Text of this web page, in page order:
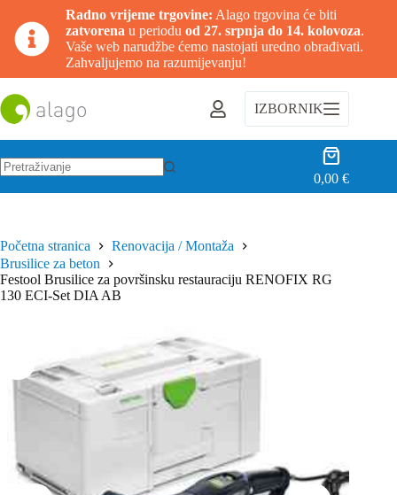
Radno vrijeme trgovine: Alago trgovina će biti
zatvorena u periodu od 27. srpnja do 14. kolovoza.
Vaše web narudžbe ćemo nastojati uredno obrađivati.
Zahvaljujemo na razumijevanju!
na
sadržaj
IZBORNIK
Košarica
0,00€
Početna stranica
Renovacija / Montaža
Brusilice za beton
Festool Brusilice za površinsku restauraciju RENOFIX RG
130 ECI-Set DIA AB